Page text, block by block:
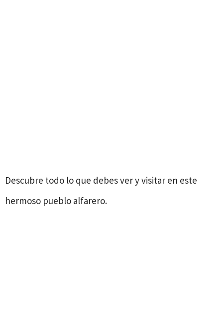
Descubre todo lo que debes ver y visitar en este
hermoso pueblo alfarero.